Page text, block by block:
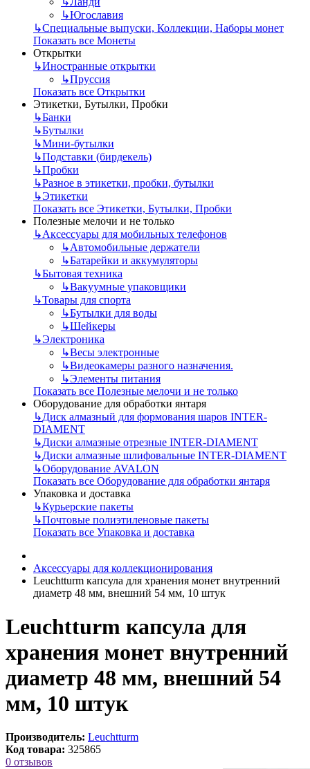
↳Югославия
↳Специальные выпуски, Коллекции, Наборы монет
Показать все Монеты
Открытки
↳Иностранные открытки
↳Пруссия
Показать все Открытки
Этикетки, Бутылки, Пробки
↳Банки
↳Бутылки
↳Мини-бутылки
↳Подставки (бирдекель)
↳Пробки
↳Разное в этикетки, пробки, бутылки
↳Этикетки
Показать все Этикетки, Бутылки, Пробки
Полезные мелочи и не только
↳Аксессуары для мобильных телефонов
↳Автомобильные держатели
↳Батарейки и аккумуляторы
↳Бытовая техника
↳Вакуумные упаковщики
↳Товары для спорта
↳Бутылки для воды
↳Шейкеры
↳Электроника
↳Весы электронные
↳Видеокамеры разного назначения.
↳Элементы питания
Показать все Полезные мелочи и не только
Оборудование для обработки янтаря
↳Диск алмазный для формования шаров INTER-
DIAMENT
↳Диски алмазные отрезные INTER-DIAMENT
↳Диски алмазные шлифовальные INTER-DIAMENT
↳Оборудование AVALON
Показать все Оборудование для обработки янтаря
Упаковка и доставка
↳Курьерские пакеты
↳Почтовые полиэтиленовые пакеты
Показать все Упаковка и доставка
Аксессуары для коллекционирования
Leuchtturm капсула для хранения монет внутренний
диаметр 48 мм, внешний 54 мм, 10 штук
Leuchtturm капсула для
хранения монет внутренний
диаметр 48 мм, внешний 54
мм, 10 штук
Производитель: Leuchtturm
Код товара: 325865
0 отзывов